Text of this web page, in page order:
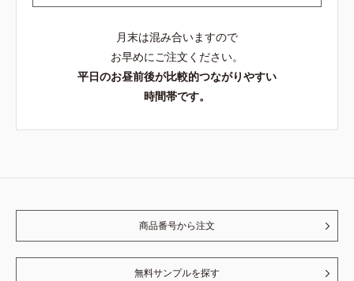
月末は混み合いますので
お早めにご注文ください。
平日のお昼前後が比較的つながりやすい
時間帯です。
商品番号から注文
無料サンプルを探す